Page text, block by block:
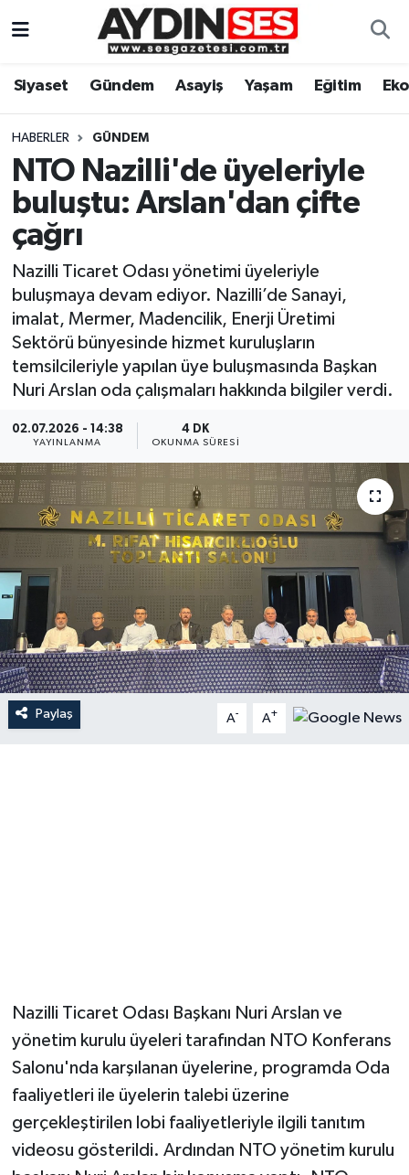
Siyaset Gündem Asayiş Yaşam Eğitim
HABERLER GÜNDEM
NTO Nazilli'de üyeleriyle
buluştu: Arslan'dan çifte
çağrı
Nazilli Ticaret Odası yönetimi üyeleriyle
buluşmaya devam ediyor. Nazilli’de Sanayi,
imalat, Mermer, Madencilik, Enerji Üretimi
Sektörü bünyesinde hizmet kuruluşların
temsilcileriyle yapılan üye buluşmasında Başkan
Nuri Arslan oda çalışmaları hakkında bilgiler verdi.
02.07.2026 - 14:38
YAYINLANMA
4 DK
OKUNMA SÜRESI
Paylaş A- A+
Nazilli Ticaret Odası Başkanı Nuri Arslan ve
yönetim kurulu üyeleri tarafından NTO Konferans
Salonu'nda karşılanan üyelerine, programda Oda
faaliyetleri ile üyelerin talebi üzerine
gerçekleştirilen lobi faaliyetleriyle ilgili tanıtım
videosu gösterildi. Ardından NTO yönetim kurulu
Gündem
Siyaset
Ekonomi
Yaşam
Eğitim
Kültür Sanat
Spor
Aydın Hava Durumu
Aydin Namaz Vakitleri
Aydın Trafik Yoğunluk Haritası
Süper Lig Puan Durumu ve Fikstür
Tüm Manşetler
Son Dakika Haberleri
Haber Arşivi